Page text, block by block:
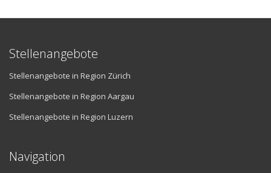
Stellenangebote
Stellenangebote in Region Zürich
Stellenangebote in Region Aargau
Stellenangebote in Region Luzern
Navigation